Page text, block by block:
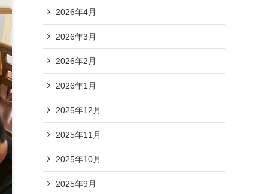
2026年4月
2026年3月
2026年2月
2026年1月
2025年12月
2025年11月
2025年10月
2025年9月